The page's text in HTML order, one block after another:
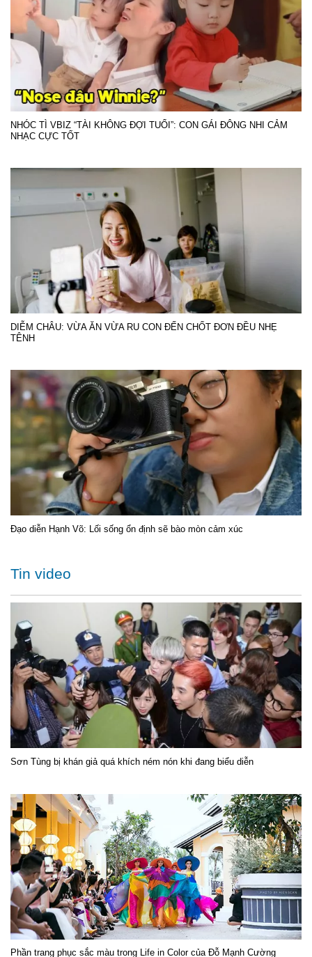
NHÓC TÌ VBIZ “TÀI KHÔNG ĐỢI TUỔI”: CON GÁI ĐÔNG NHI CẢM
NHẠC CỰC TỐT
DIỄM CHÂU: VỪA ĂN VỪA RU CON ĐẾN CHỐT ĐƠN ĐỀU NHẸ
TÊNH
Đạo diễn Hạnh Võ: Lối sống ổn định sẽ bào mòn cảm xúc
Tin video
Sơn Tùng bị khán giả quá khích ném nón khi đang biểu diễn
Phần trang phục sắc màu trong Life in Color của Đỗ Mạnh Cường